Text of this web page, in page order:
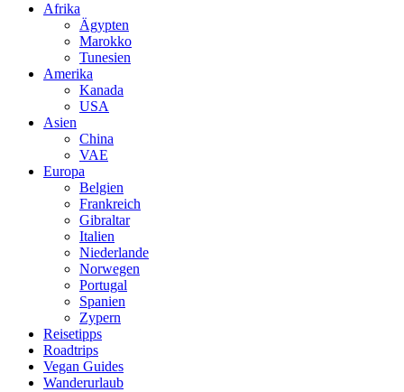
Afrika
Ägypten
Marokko
Tunesien
Amerika
Kanada
USA
Asien
China
VAE
Europa
Belgien
Frankreich
Gibraltar
Italien
Niederlande
Norwegen
Portugal
Spanien
Zypern
Reisetipps
Roadtrips
Vegan Guides
Wanderurlaub